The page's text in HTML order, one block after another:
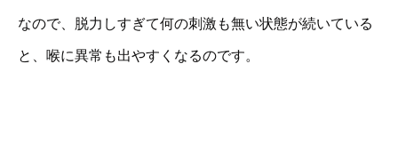
なので、脱力しすぎて何の刺激も無い状態が続いている
と、喉に異常も出やすくなるのです。